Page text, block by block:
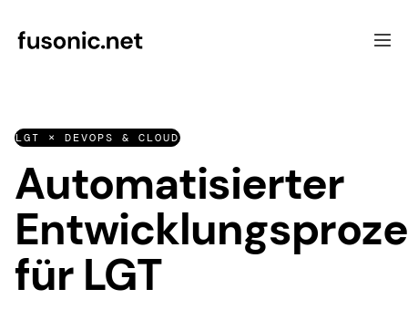
Softwareentwicklung
Schwerpunkte
UX & Beratung
Referenzen
Kontakt
LGT × DEVOPS & CLOUD
Automatisierter
für LGT